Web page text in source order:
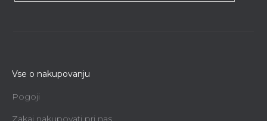
Vse o nakupovanju
Pogoji
Zakaj nakupovati pri nas